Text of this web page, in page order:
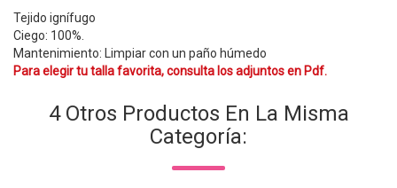
Tejido ignífugo
Ciego: 100%.
Mantenimiento: Limpiar con un paño húmedo
Para elegir tu talla favorita, consulta los adjuntos en Pdf.
4 Otros Productos En La Misma
Categoría: